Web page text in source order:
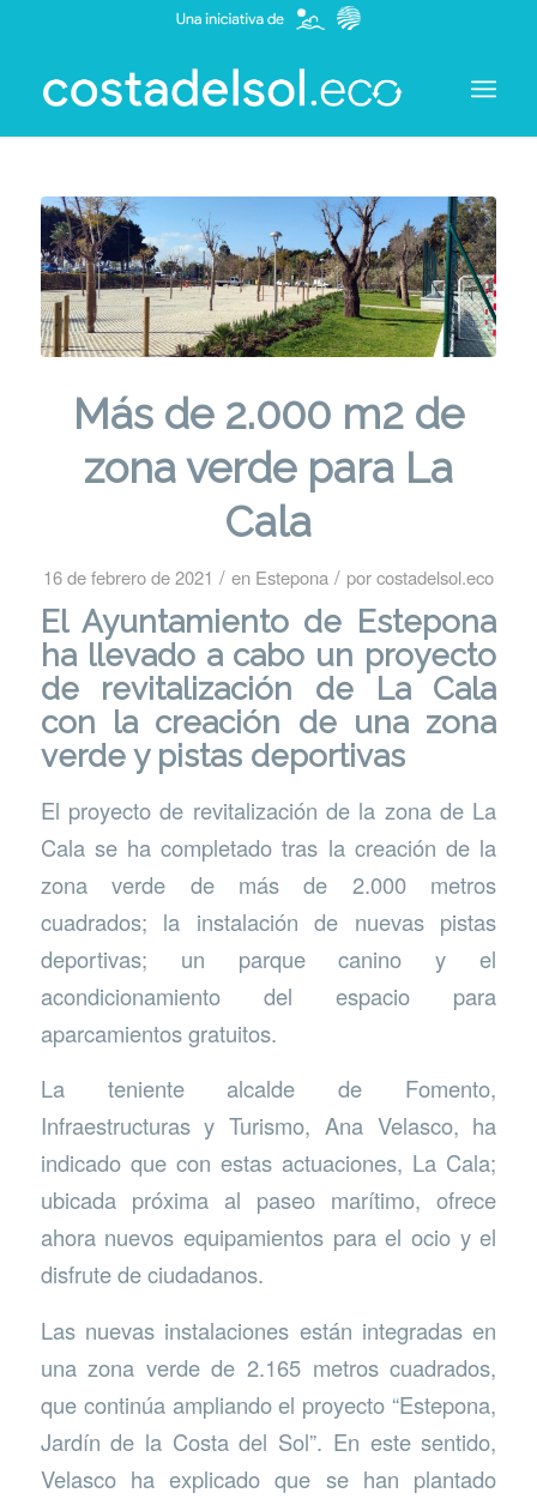
Más de 2.000 m2 de
zona verde para La
Cala
16 de febrero de 2021 / en Estepona / porcostadelsol.eco
El Ayuntamiento de Estepona
ha llevado a cabo un proyecto
de revitalización de La Cala
con la creación de una zona
verde y pistas deportivas
El proyecto de revitalización de la zona de La
Cala se ha completado tras la creación de la
zona verde de más de 2.000 metros
cuadrados; la instalación de nuevas pistas
deportivas; un parque canino y el
acondicionamiento del espacio para
aparcamientos gratuitos.
La teniente alcalde de Fomento,
Infraestructuras y Turismo, Ana Velasco, ha
indicado que con estas actuaciones, La Cala;
ubicada próxima al paseo marítimo, ofrece
ahora nuevos equipamientos para el ocio y el
disfrute de ciudadanos.
Las nuevas instalaciones están integradas en
una zona verde de 2.165 metros cuadrados,
que continúa ampliando el proyecto “Estepona,
Jardín de la Costa del Sol”. En este sentido,
Velasco ha explicado que se han plantado